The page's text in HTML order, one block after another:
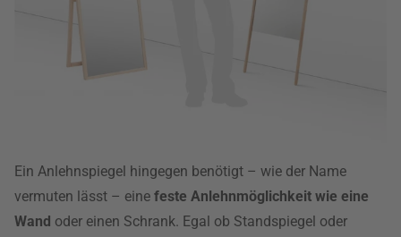
Ein Anlehnspiegel hingegen benötigt – wie der Name
vermuten lässt – eine feste Anlehnmöglichkeit wie eine
Wand oder einen Schrank. Egal ob Standspiegel oder